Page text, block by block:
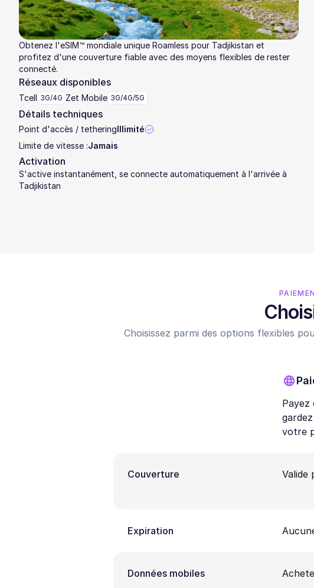
Obtenez l'eSIM™ mondiale unique Roamless pour Tadjikistan et
profitez d'une couverture fiable avec des moyens flexibles de rester
connecté.
Réseaux disponibles
Tcell 3G/4G Zet Mobile 3G/4G/5G
Détails techniques
Point d'accès / tetheringIllimité
Limite de vitesse :Jamais
Activation
S'active instantanément, se connecte automatiquement à l'arrivée à
Tadjikistan
Choisissez parmi des options flexibles
Payez
votre
Couverture Valide
Expiration
Données mobiles